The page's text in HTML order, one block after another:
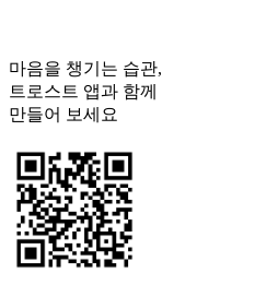
마음을 챙기는 습관,
트로스트 앱과 함께
만들어 보세요